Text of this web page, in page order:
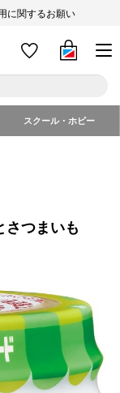
に関するお願い
スクール・ホビー
さつまいも